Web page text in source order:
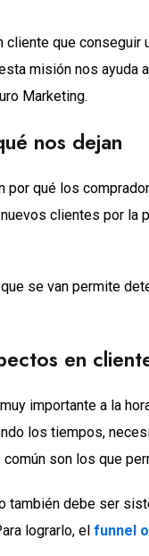
cliente que
misión nos
Marketing.
nos dejan
por qué los
clientes por la
se van permite
en
importante a la
los tiempos,
son los que
también debe ser
lograrlo, el funnel